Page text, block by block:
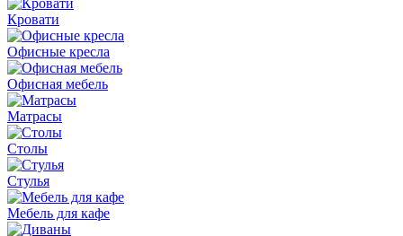
Кровати
Офисные кресла
Офисная мебель
Матрасы
Столы
Стулья
Мебель для кафе